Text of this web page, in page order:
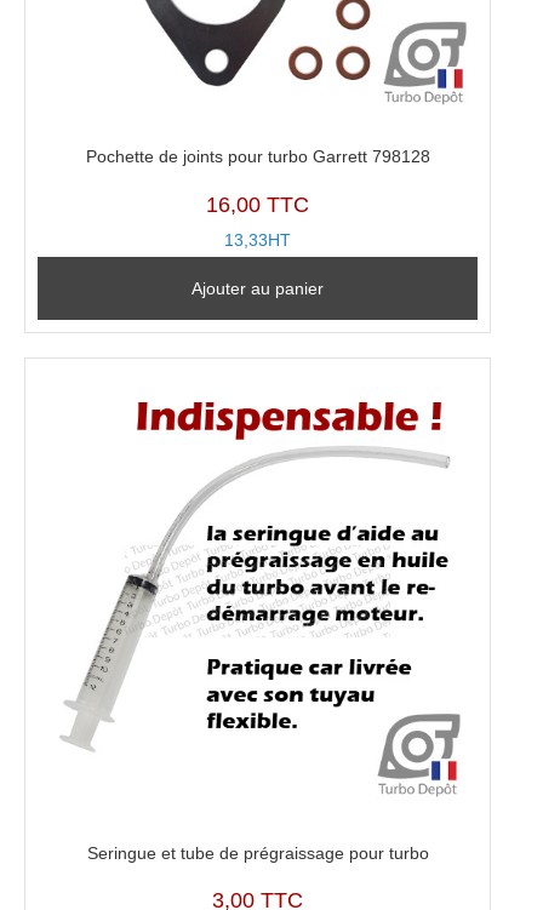
Pochette de joints pour turbo Garrett 798128
16,00 TTC
13,33HT
Ajouter au panier
Seringue et tube de prégraissage pour turbo
3,00 TTC